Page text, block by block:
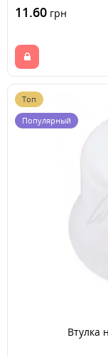
11.60 грн
Топ
Популярный
Втулка